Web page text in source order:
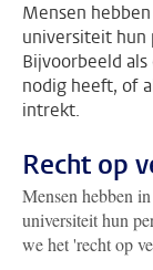
Mensen
universiteit hun
Bijvoorbeeld
nodig heeft, of
intrekt.
Recht op
Mensen hebben
universiteit hun
we het 'recht op